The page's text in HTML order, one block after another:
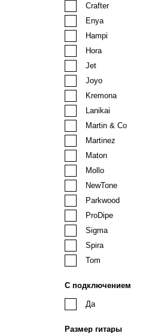
Crafter
Enya
Hampi
Hora
Jet
Joyo
Kremona
Lanikai
Martin & Co
Martinez
Maton
Mollo
NewTone
Parkwood
ProDipe
Sigma
Spira
Tom
С подключением
Да
Размер гитары